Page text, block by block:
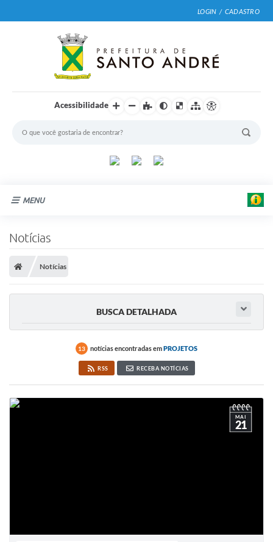
LOGIN / CADASTRO
Acessibilidade
MENU
Consultar Processos
Notícias
Notícias
BUSCA DETALHADA
13 notícias encontradas emPROJETOS
RSS RECEBA NOTÍCIAS
MAI
21